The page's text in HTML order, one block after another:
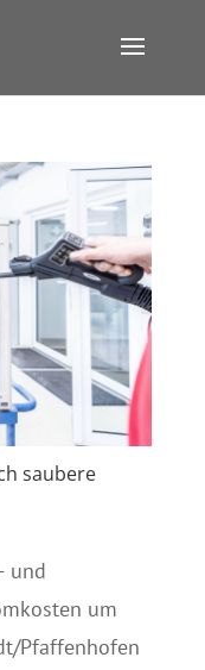
saubere
und
um
Pfaffenhofen